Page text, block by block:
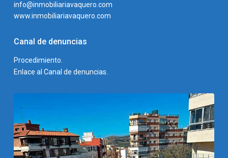
info@inmobiliariavaquero.com
www.inmobiliariavaquero.com
Canal de denuncias
Procedimiento.
Enlace al Canal de denuncias.